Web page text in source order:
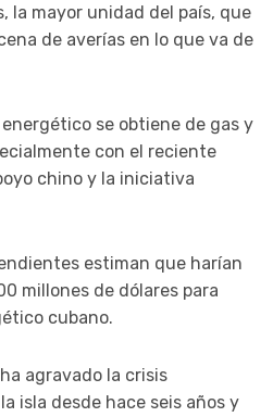
la mayor unidad del país, que
de averías en lo que va de
se obtiene de gas y
con el reciente
chino y la iniciativa
estiman que harían
millones de dólares para
cubano.
agravado la crisis
isla desde hace seis años y